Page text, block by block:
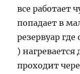
все работает
попадает в
резервуар
)
проходит